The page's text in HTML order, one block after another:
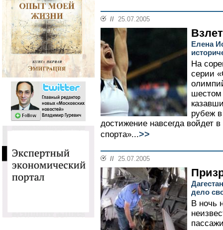
// 25.07.2005
Елена
На
серии
шестом
рубеж
достижение навсегда войдет
спорта»...>>
// 25.07.2005
дело
В ночь